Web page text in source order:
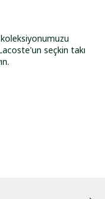
seçkin takı